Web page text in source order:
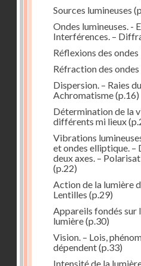
Sources lumineuses
Ondes lumineuses. -
Interférences. –
Réflexions des
Réfraction des ondes
Dispersion. – Raies
Achromatisme(p.16)
Détermination de la
différents mi lieux
Vibrations
et ondes elliptique. –
deux axes. –
(p.22)
Action de la lumière
Lentilles (p.29)
Appareils fondés sur
lumière(p.30)
Vision. – Lois,
dépendent(p.33)
Intensité de la